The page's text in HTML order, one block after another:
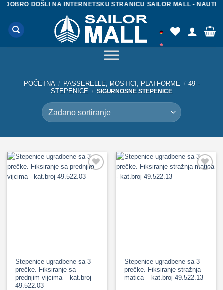
Skip
content
DOŠLI NA INTERNETSKU STRANICU SAILOR MALL - NAUTIČKA
POČETNA / PASSERELLE, MOSTICI, PLATFORME / 49 -
STEPENICE / SIGURNOSNE STEPENICE
Add to
Stepenice ugradbene sa 3
prečke. Fiksiranje sa
prednjim vijcima – kat.broj
49.522.03
Stepenice ugradbene sa 3
prečke. Fiksiranje stražnja
matica – kat.broj 49.522.13